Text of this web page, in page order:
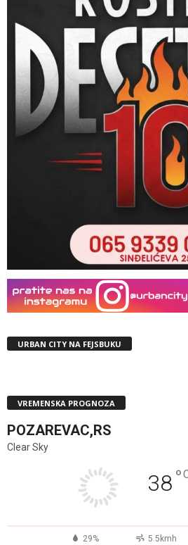
URBAN CITY NA FEJSBUKU
VREMENSKA PROGNOZA
POZAREVAC,RS
Clear Sky
38°
29% 5.5kmh